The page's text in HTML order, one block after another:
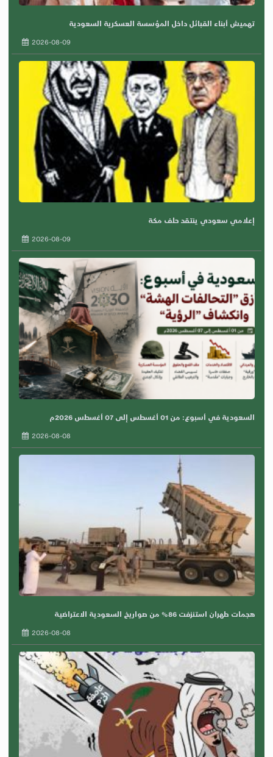
تهميش أبناء القبائل داخل المؤسسة العسكرية السعودية
2026-08-09
إعلامي سعودي ينتقد حلف مكة
2026-08-09
السعودية في أسبوع: من 01 أغسطس إلى 07 أغسطس 2026م
2026-08-08
هجمات طهران استنزفت 86% من صواريخ السعودية الاعتراضية
2026-08-08